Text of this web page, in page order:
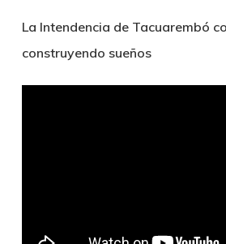
La Intendencia de Tacuarembó
construyendo sueños